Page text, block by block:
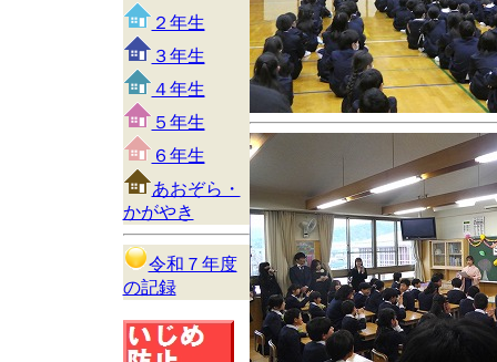
２年生
３年生
４年生
５年生
６年生
あおぞら・
かがやき
令和７年度
の記録